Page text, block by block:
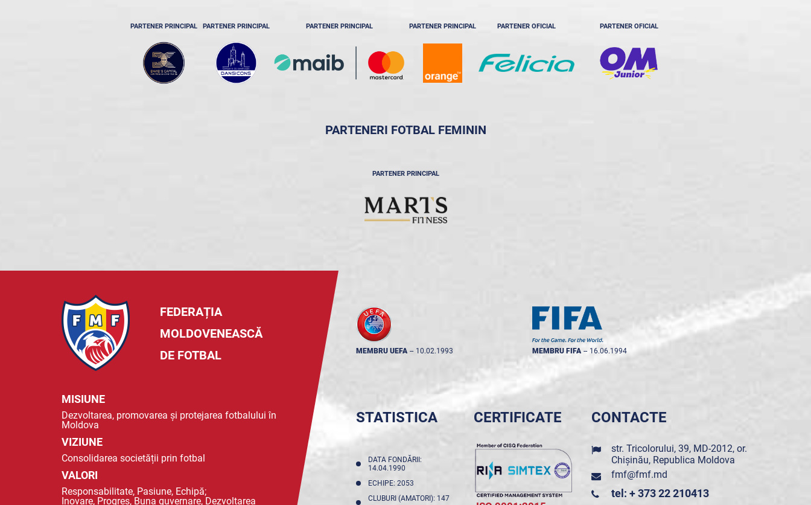
PARTENER PRINCIPAL PARTENER PRINCIPAL PARTENER PRINCIPAL PARTENER PRINCIPAL PARTENER OFICIAL PARTENER OFICIAL
PARTENERI FOTBAL FEMININ
PARTENER PRINCIPAL
FEDERAȚIA
MOLDOVENEASCĂ
DE FOTBAL
MISIUNE
Dezvoltarea, promovarea și protejarea fotbalului în
Moldova
VIZIUNE
Consolidarea societății prin fotbal
VALORI
Responsabilitate, Pasiune, Echipă;
Inovare, Progres, Buna guvernare, Dezvoltarea
MEMBRU UEFA -- 10.02.1993 MEMBRU FIFA -- 16.06.1994
STATISTICA
DATA FONDĂRII:
14.04.1990
ECHIPE: 2053
CLUBURI (AMATORI): 147
CERTIFICATE CONTACTE
str. Tricolorului, 39, MD-2012, or.
Chișinău, Republica Moldova
fmf@fmf.md
tel: + 373 22 210413